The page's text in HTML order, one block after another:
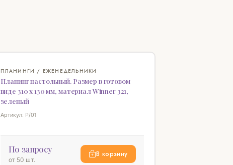
ПЛАНИНГИ / ЕЖЕНЕДЕЛЬНИКИ
Планинг настольный. Размер в готовом
виде 310 х 130 мм, материал Winner 321,
зеленый
Артикул: P/01
По запросу
от 50 шт.
В корзину